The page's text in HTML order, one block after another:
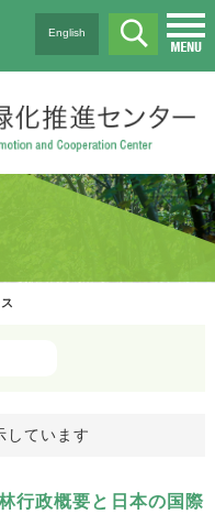
English
しています
行政概要と日本の国際